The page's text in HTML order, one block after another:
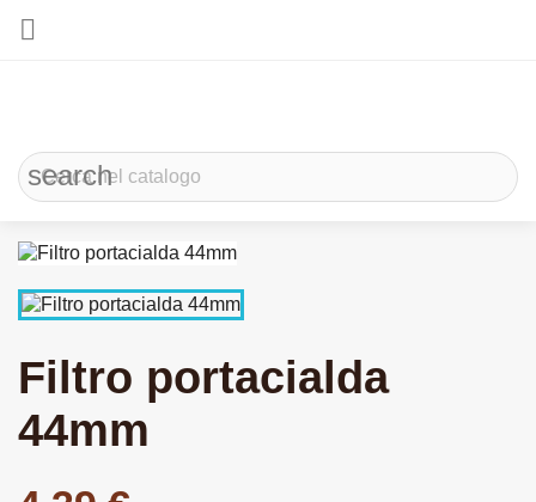

search
Filtro portacialda
44mm